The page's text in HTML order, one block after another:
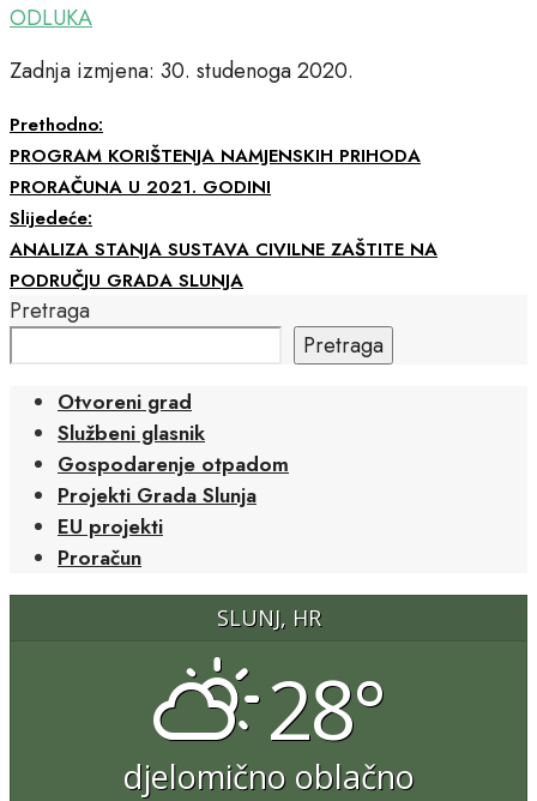
ODLUKA
Zadnja izmjena: 30. studenoga 2020.
Prethodno:
PROGRAM KORIŠTENJA NAMJENSKIH PRIHODA
PRORAČUNA U 2021. GODINI
Slijedeće:
ANALIZA STANJA SUSTAVA CIVILNE ZAŠTITE NA
PODRUČJU GRADA SLUNJA
Pretraga
Pretraga
Otvoreni grad
Službeni glasnik
Gospodarenje otpadom
Projekti Grada Slunja
EU projekti
Proračun
SLUNJ, HR
28°
djelomično oblačno